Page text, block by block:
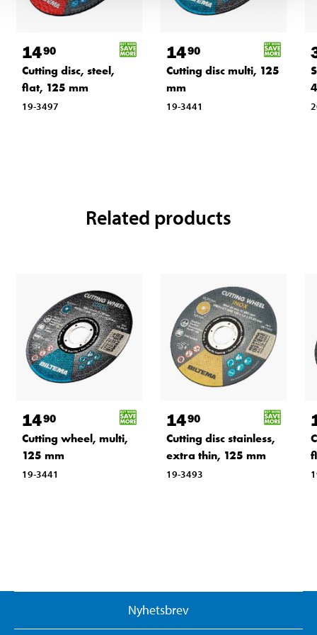
1490
Cutting disc, steel,
flat, 125 mm
19-3497
1490
Cutting disc multi, 125
mm
19-3441
Related products
1490
Cutting wheel, multi,
125 mm
19-3441
1490
Cutting disc stainless,
extra thin, 125 mm
19-3493
Nyhetsbrev